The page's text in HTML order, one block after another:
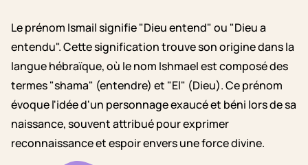
Le prénom Ismail signifie "Dieu entend" ou "Dieu a
entendu". Cette signification trouve son origine dans la
langue hébraïque, où le nom Ishmael est composé des
termes "shama" (entendre) et "El" (Dieu). Ce prénom
évoque l'idée d'un personnage exaucé et béni lors de sa
naissance, souvent attribué pour exprimer
reconnaissance et espoir envers une force divine.